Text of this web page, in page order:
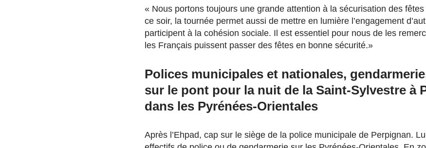
« Nous portons toujours une grande attention à la sécurisation des fêtes
ce soir, la tournée permet aussi de mettre en lumière l’engagement
participent à la cohésion sociale. Il est essentiel pour nous de les
les Français puissent passer des fêtes en bonne sécurité.»
Polices municipales et nationales,
sur le pont pour la nuit de la Saint-Sylvestre à
dans les Pyrénées-Orientales
Après l’Ehpad, cap sur le siège de la police municipale de Perpignan.